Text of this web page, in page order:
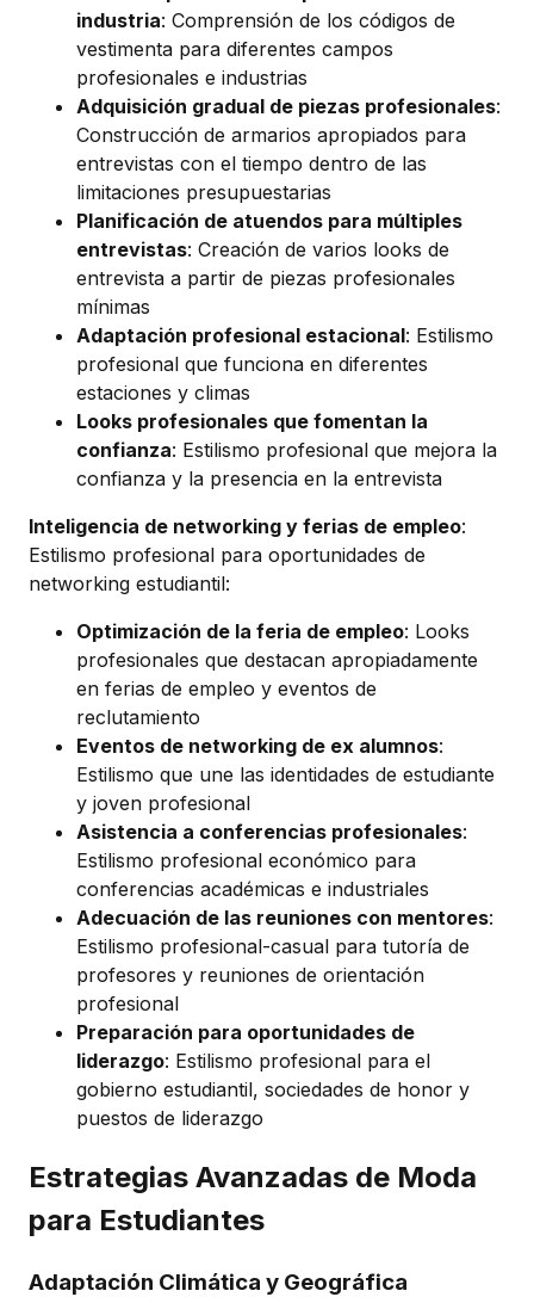
industria: Comprensión de los códigos de
vestimenta para diferentes campos
profesionales e industrias
Adquisición gradual de piezas profesionales:
Construcción de armarios apropiados para
entrevistas con el tiempo dentro de las
limitaciones presupuestarias
Planificación de atuendos para múltiples
entrevistas: Creación de varios looks de
entrevista a partir de piezas profesionales
mínimas
Adaptación profesional estacional: Estilismo
profesional que funciona en diferentes
estaciones y climas
Looks profesionales que fomentan la
confianza: Estilismo profesional que mejora la
confianza y la presencia en la entrevista
Inteligencia de networking y ferias de empleo:
Estilismo profesional para oportunidades de
networking estudiantil:
Optimización de la feria de empleo: Looks
profesionales que destacan apropiadamente
en ferias de empleo y eventos de
reclutamiento
Eventos de networking de ex alumnos:
Estilismo que une las identidades de estudiante
y joven profesional
Asistencia a conferencias profesionales:
Estilismo profesional económico para
conferencias académicas e industriales
Adecuación de las reuniones con mentores:
Estilismo profesional-casual para tutoría de
profesores y reuniones de orientación
profesional
Preparación para oportunidades de
liderazgo: Estilismo profesional para el
gobierno estudiantil, sociedades de honor y
puestos de liderazgo
Estrategias Avanzadas de Moda
para Estudiantes
Adaptación Climática y Geográfica